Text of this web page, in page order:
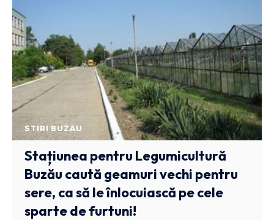
STIRI BUZAU
Stațiunea pentru Legumicultură
Buzău caută geamuri vechi pentru
sere, ca să le înlocuiască pe cele
sparte de furtuni!